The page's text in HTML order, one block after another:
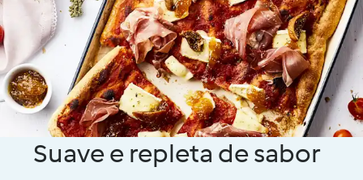
Suave e repleta de sabor